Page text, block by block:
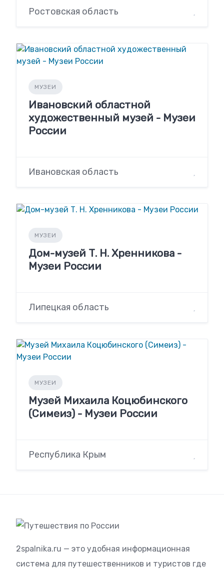
Ростовская область
МУЗЕИ
Ивановский областной
художественный музей - Музеи
России
Ивановская область
МУЗЕИ
Дом-музей Т. Н. Хренникова -
Музеи России
Липецкая область
МУЗЕИ
Музей Михаила Коцюбинского
(Симеиз) - Музеи России
Республика Крым
2spalnika.ru — это удобная информационная
система для путешественников и туристов где